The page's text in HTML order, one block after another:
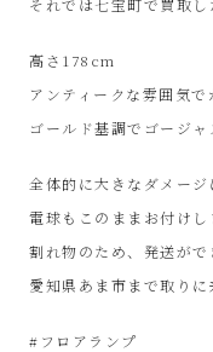
シ
ョ
ッ
プ
高さ178cm
アンティークな雰囲気で
ゴールド基調でゴージャ
全体的に大きなダメージ
電球もこのままお付けし
割れ物のため、発送がで
愛知県あま市まで取り
#フロアランプ